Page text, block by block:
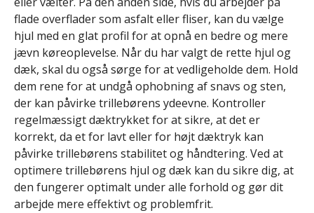
flade overflader som asfalt eller fliser, kan du vælge
hjul med en glat profil for at opnå en bedre og mere
jævn køreoplevelse. Når du har valgt de rette hjul og
dæk, skal du også sørge for at vedligeholde dem. Hold
dem rene for at undgå ophobning af snavs og sten,
der kan påvirke trillebørens ydeevne. Kontroller
regelmæssigt dæktrykket for at sikre, at det er
korrekt, da et for lavt eller for højt dæktryk kan
påvirke trillebørens stabilitet og håndtering. Ved at
optimere trillebørens hjul og dæk kan du sikre dig, at
den fungerer optimalt under alle forhold og gør dit
arbejde mere effektivt og problemfrit.